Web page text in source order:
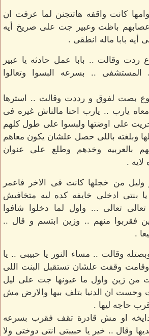
وامها كانت واقفه هاتتجنن لما عرفت ان
باظت وعبير جت على صريخ أيه
بابا ماله انطقى .
ردت وقالت .. بابا عمل حادثه يا عبير
المستشفى .. بسرعه البسوا وتعالوا
بصت لفوق و رددت وقالت .. استرها
يارب .. يارب احنا مالناش غيره فى
على اوضتها ولبسوا على طول كلهم
وبلغته باللى حصل علشان يكون معاهم
بالعربيه وخدهم وطلع على عنوان
.
من خجلها كانت فى الاخر فاعمر
بنتى ادخلى خايفه كده ليه متخافيش
تعالى ... واول لما دخلوا شافوا
فقربوا منهم .. وزين ابتسم و قال ..
.
وقالت .. مساء النور يا حبيبى .. يا
وقامت وقفت علشان تستقبل البنت اللى
من زين واول ما عيونها جت على ليل
وحست ان الدنيا بتلف بيها والارض مش
حاجه ليها .
او مش قادرة تقف فقرب بسرعه
وقال .. خير يا حبيبتى انتى دوختى ولا